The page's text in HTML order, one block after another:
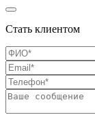
Стать клиентом